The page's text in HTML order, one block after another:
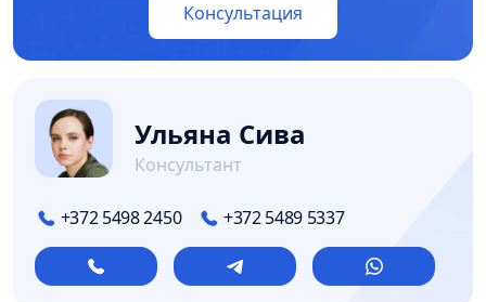
Консультация
Ульяна Сива
Консультант
+372 5498 2450 +372 5489 5337